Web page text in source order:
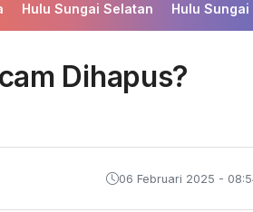
Hulu Sungai Selatan Hulu Sungai
Dihapus?
06 Februari 2025 -